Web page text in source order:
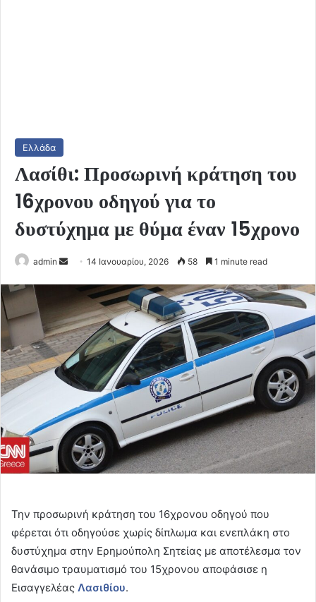
Ελλάδα
Λασίθι: Προσωρινή κράτηση του
16χρονου οδηγού για το
δυστύχημα με θύμα έναν 15χρονο
admin
Send
email
14 Ιανουαρίου, 2026 58 1 minute read
Την προσωρινή κράτηση του 16χρονου οδηγού που
φέρεται ότι οδηγούσε χωρίς δίπλωμα και ενεπλάκη στο
δυστύχημα στην Ερημούπολη Σητείας με αποτέλεσμα τον
θανάσιμο τραυματισμό του 15χρονου αποφάσισε η
Εισαγγελέας Λασιθίου.